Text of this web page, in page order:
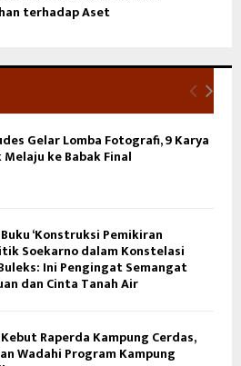
terhadap Aset
Gelar Lomba Fotografi, 9 Karya
ke Babak Final
‘Konstruksi Pemikiran
Soekarno dalam Konstelasi
Buleks: Ini Pengingat Semangat
dan Cinta Tanah Air
Raperda Kampung Cerdas,
Wadahi Program Kampung